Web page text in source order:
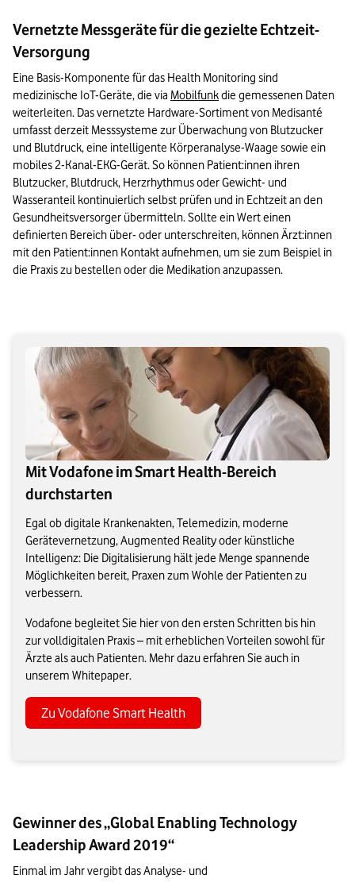
Vernetzte Messgeräte für die gezielte Echtzeit-
Versorgung
Eine Basis-Komponente für das Health Monitoring sind
medizinische IoT-Geräte, die via Mobilfunk die gemessenen Daten
weiterleiten. Das vernetzte Hardware-Sortiment von Medisanté
umfasst derzeit Messsysteme zur Überwachung von Blutzucker
und Blutdruck, eine intelligente Körperanalyse-Waage sowie ein
mobiles 2-Kanal-EKG-Gerät. So können Patient:innen ihren
Blutzucker, Blutdruck, Herzrhythmus oder Gewicht- und
Wasseranteil kontinuierlich selbst prüfen und in Echtzeit an den
Gesundheitsversorger übermitteln. Sollte ein Wert einen
definierten Bereich über- oder unterschreiten, können Ärzt:innen
mit den Patient:innen Kontakt aufnehmen, um sie zum Beispiel in
die Praxis zu bestellen oder die Medikation anzupassen.
Mit Vodafone im Smart Health-Bereich
durchstarten
Egal ob digitale Krankenakten, Telemedizin, moderne
Gerätevernetzung, Augmented Reality oder künstliche
Intelligenz: Die Digitalisierung hält jede Menge spannende
Möglichkeiten bereit, Praxen zum Wohle der Patienten zu
verbessern.
Vodafone begleitet Sie hier von den ersten Schritten bis hin
zur volldigitalen Praxis – mit erheblichen Vorteilen sowohl für
Ärzte als auch Patienten. Mehr dazu erfahren Sie auch in
unserem Whitepaper.
Zu Vodafone Smart Health
Gewinner des „Global Enabling Technology
Leadership Award 2019“
Einmal im Jahr vergibt das Analyse- und